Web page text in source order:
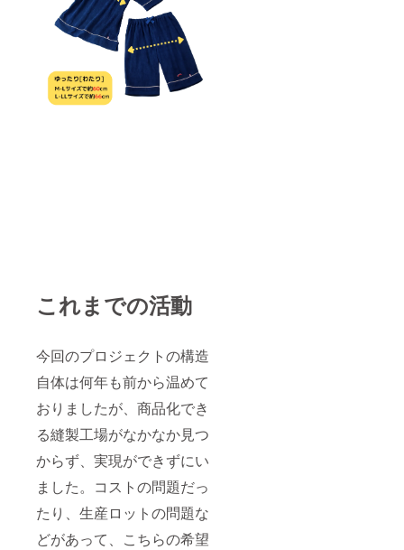
これまでの活動
今回のプロジェクトの構造
自体は何年も前から温めて
おりましたが、商品化でき
る縫製工場がなかなか見つ
からず、実現ができずにい
ました。コストの問題だっ
たり、生産ロットの問題な
どがあって、こちらの希望